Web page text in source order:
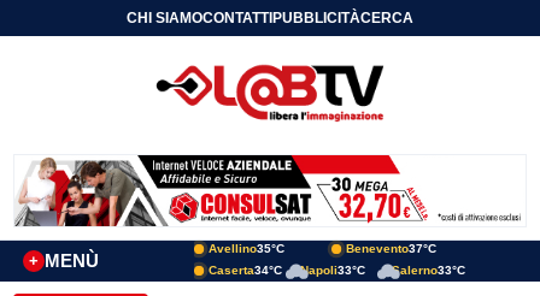
CHI SIAMOCONTATTIPUBBLICITÀCERCA
MENÙ
+
Avellino35°C Benevento37°C
Caserta34°C Napoli33°C Salerno33°C